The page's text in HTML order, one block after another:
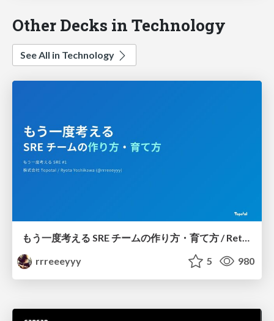
Other Decks in Technology
See All in Technology
rrreeeyyy
5 980